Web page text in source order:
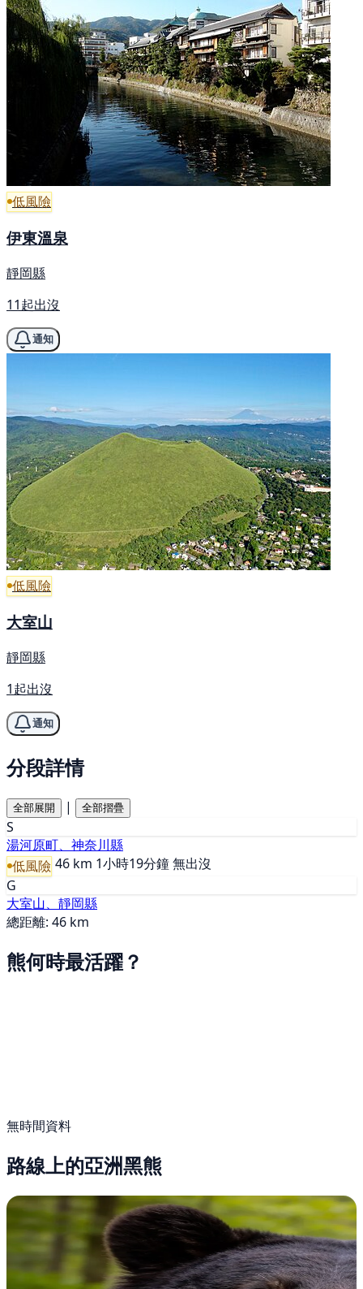
低風險
伊東溫泉
靜岡縣
11起出沒
通知
低風險
大室山
靜岡縣
1起出沒
通知
分段詳情
全部展開 | 全部摺疊
S
湯河原町、神奈川縣
低風險 46 km 1小時19分鐘無出沒
G
大室山、靜岡縣
總距離: 46 km
熊何時最活躍？
無時間資料
路線上的亞洲黑熊